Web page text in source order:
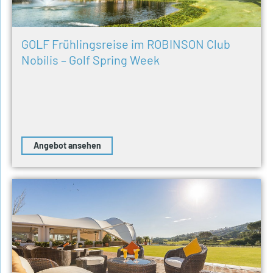
GOLF Frühlingsreise im ROBINSON Club
Nobilis – Golf Spring Week
Angebot ansehen